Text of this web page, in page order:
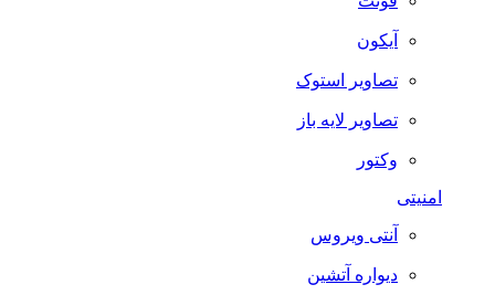
آیکون
تصاویر استوک
تصاویر لایه باز
وکتور
آنتی ویروس
دیواره آتشین